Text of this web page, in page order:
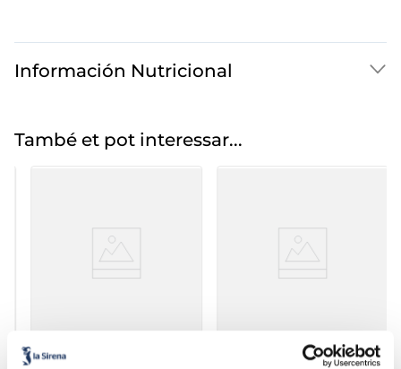
Información Nutricional
També et pot interessar...
Gyozes d'ànec i salsa